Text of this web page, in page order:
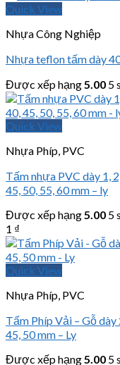
Quick View
Nhựa Công Nghiệp
Nhựa teflon tấm dày
Được xếp hạng 5.00 5
Quick View
Nhựa Phíp, PVC
Tấm nhựa PVC dày 1,
45, 50, 55, 60 mm – ly
Được xếp hạng 5.00 5
1 ₫
Quick View
Nhựa Phíp, PVC
Tấm Phíp Vải – Gỗ dày
45, 50 mm – Ly
Được xếp hạng 5.00 5